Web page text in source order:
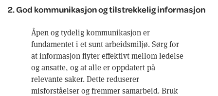
2. God kommunikasjon og tilstrekkelig informasjon
Åpen og tydelig kommunikasjon er
fundamentet i et sunt arbeidsmiljø. Sørg for
at informasjon flyter effektivt mellom ledelse
og ansatte, og at alle er oppdatert på
relevante saker. Dette reduserer
misforståelser og fremmer samarbeid. Bruk